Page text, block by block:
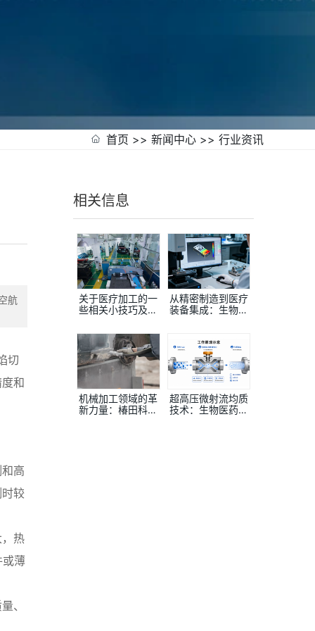
首页 >> 新闻中心 >> 行业资讯
航
切
和
高
较
热
薄
、
相关信息
关于医疗加工的一
些相关小技巧及如
从精密制造到医疗
装备集成：生物安
机械加工领域的革
新力量：椿田科技
超高压微射流均质
技术：生物医药与